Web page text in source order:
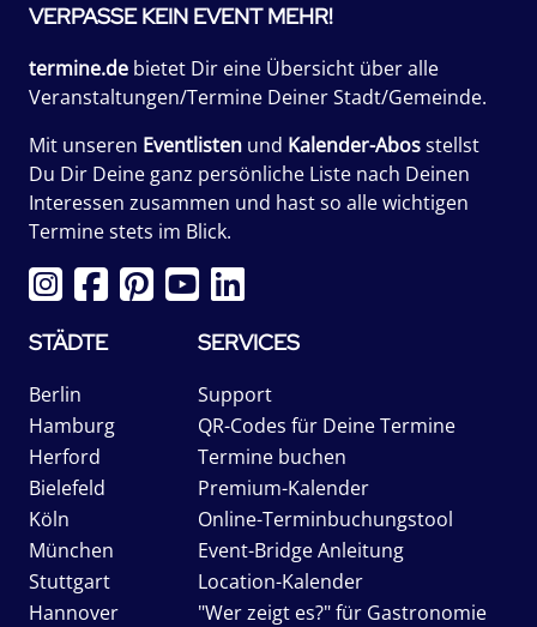
VERPASSE KEIN EVENT MEHR!
termine.de bietet Dir eine Übersicht über alle
Veranstaltungen/Termine Deiner Stadt/Gemeinde.
Mit unseren Eventlisten und Kalender-Abosstellst
Du Dir Deine ganz persönliche Liste nach Deinen
Interessen zusammen und hast so alle wichtigen
Termine stets im Blick.
STÄDTE
Berlin
Hamburg
Herford
Bielefeld
Köln
München
Stuttgart
Hannover
SERVICES
Support
QR-Codes für Deine Termine
Termine buchen
Premium-Kalender
Online-Terminbuchungstool
Event-Bridge Anleitung
Location-Kalender
"Wer zeigt es?" für Gastronomie